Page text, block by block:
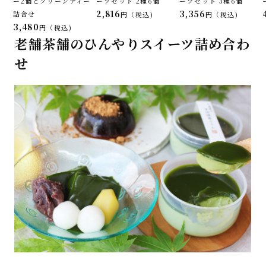
詰合せ
3,480 税込
2,816 税込 3,356 税込
老舗茶舗のひんやりスイーツ詰め合わ
せ